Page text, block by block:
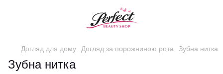
Догляд для дому Догляд за порожниною рота Зубна нитка
Зубна нитка